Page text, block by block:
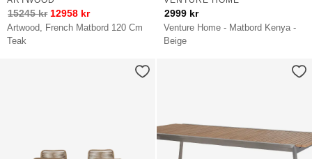
Artwood, French Matbord 120 Cm
Teak
15245kr 12958 kr
Venture Home - Matbord Kenya -
Beige
2999 kr